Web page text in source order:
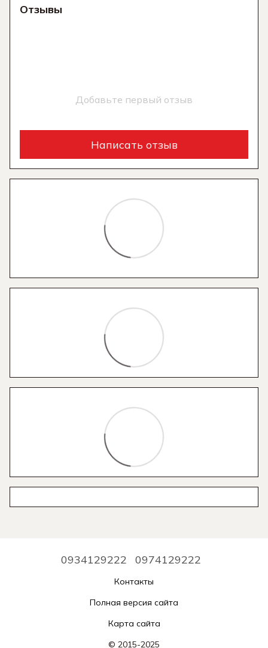
Отзывы
Добавьте первый отзыв
Написать отзыв
0934129222 0974129222
Контакты
Полная версия сайта
Карта сайта
© 2015-2025